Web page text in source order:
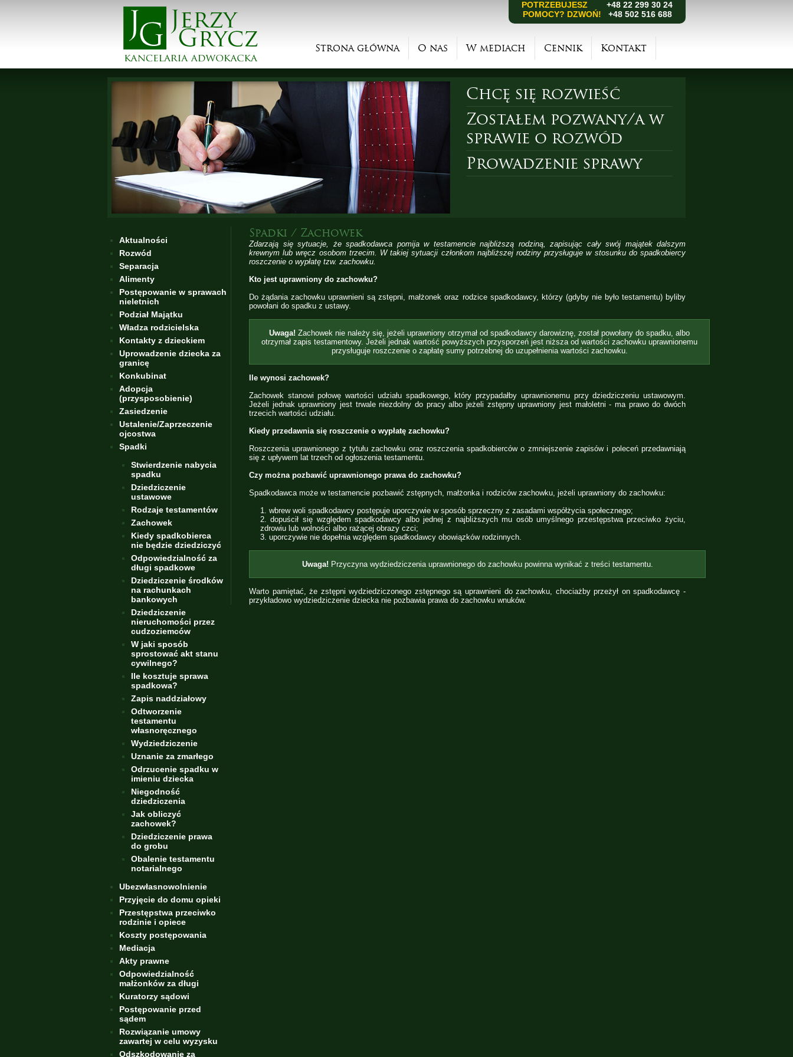
POTRZEBUJESZ +48 22 299 30 24
POMOCY? DZWOŃ! +48 502 516 688
Strona główna O nas W mediach Cennik Kontakt
Chcę się rozwieść
Zostałem pozwany/a w
sprawie o rozwód
Prowadzenie sprawy
Aktualności
Rozwód
Separacja
Alimenty
Postępowanie w sprawach
nieletnich
Podział Majątku
Władza rodzicielska
Kontakty z dzieckiem
Uprowadzenie dziecka za
granicę
Konkubinat
Adopcja
(przysposobienie)
Zasiedzenie
Ustalenie/Zaprzeczenie
ojcostwa
Spadki
Stwierdzenie nabycia
spadku
Dziedziczenie
ustawowe
Rodzaje testamentów
Zachowek
Kiedy spadkobierca
nie będzie dziedziczyć
Odpowiedzialność za
długi spadkowe
Dziedziczenie środków
na rachunkach
bankowych
Dziedziczenie
nieruchomości przez
cudzoziemców
W jaki sposób
sprostować akt stanu
cywilnego?
Ile kosztuje sprawa
spadkowa?
Zapis naddziałowy
Odtworzenie
testamentu
własnoręcznego
Wydziedziczenie
Uznanie za zmarłego
Odrzucenie spadku w
imieniu dziecka
Niegodność
dziedziczenia
Jak obliczyć
zachowek?
Dziedziczenie prawa
do grobu
Obalenie testamentu
notarialnego
Ubezwłasnowolnienie
Przyjęcie do domu opieki
Przestępstwa przeciwko
rodzinie i opiece
Koszty postępowania
Mediacja
Akty prawne
Odpowiedzialność
małżonków za długi
Kuratorzy sądowi
Postępowanie przed
sądem
Rozwiązanie umowy
zawartej w celu wyzysku
Odszkodowanie za
Spadki / Zachowek
Zdarzają się sytuacje, że spadkodawca pomija w testamencie najbliższą rodziną, zapisując cały swój majątek dalszym
krewnym lub wręcz osobom trzecim. W takiej sytuacji członkom najbliższej rodziny przysługuje w stosunku do spadkobiercy
roszczenie o wypłatę tzw. zachowku.
Kto jest uprawniony do zachowku?
Do żądania zachowku uprawnieni są zstępni, małżonek oraz rodzice spadkodawcy, którzy (gdyby nie było testamentu) byliby
powołani do spadku z ustawy.
Uwaga! Zachowek nie należy się, jeżeli uprawniony otrzymał od spadkodawcy darowiznę, został powołany do spadku, albo
otrzymał zapis testamentowy. Jeżeli jednak wartość powyższych przysporzeń jest niższa od wartości zachowku uprawnionemu
przysługuje roszczenie o zapłatę sumy potrzebnej do uzupełnienia wartości zachowku.
Ile wynosi zachowek?
Zachowek stanowi połowę wartości udziału spadkowego, który przypadałby uprawnionemu przy dziedziczeniu ustawowym.
Jeżeli jednak uprawniony jest trwale niezdolny do pracy albo jeżeli zstępny uprawniony jest małoletni - ma prawo do dwóch
trzecich wartości udziału.
Kiedy przedawnia się roszczenie o wypłatę zachowku?
Roszczenia uprawnionego z tytułu zachowku oraz roszczenia spadkobierców o zmniejszenie zapisów i poleceń przedawniają
się z upływem lat trzech od ogłoszenia testamentu.
Czy można pozbawić uprawnionego prawa do zachowku?
Spadkodawca może w testamencie pozbawić zstępnych, małżonka i rodziców zachowku, jeżeli uprawniony do zachowku:
1. wbrew woli spadkodawcy postępuje uporczywie w sposób sprzeczny z zasadami współżycia społecznego;
2. dopuścił się względem spadkodawcy albo jednej z najbliższych mu osób umyślnego przestępstwa przeciwko życiu,
zdrowiu lub wolności albo rażącej obrazy czci;
3. uporczywie nie dopełnia względem spadkodawcy obowiązków rodzinnych.
Uwaga! Przyczyna wydziedziczenia uprawnionego do zachowku powinna wynikać z treści testamentu.
Warto pamiętać, że zstępni wydziedziczonego zstępnego są uprawnieni do zachowku, chociażby przeżył on spadkodawcę -
przykładowo wydziedziczenie dziecka nie pozbawia prawa do zachowku wnuków.